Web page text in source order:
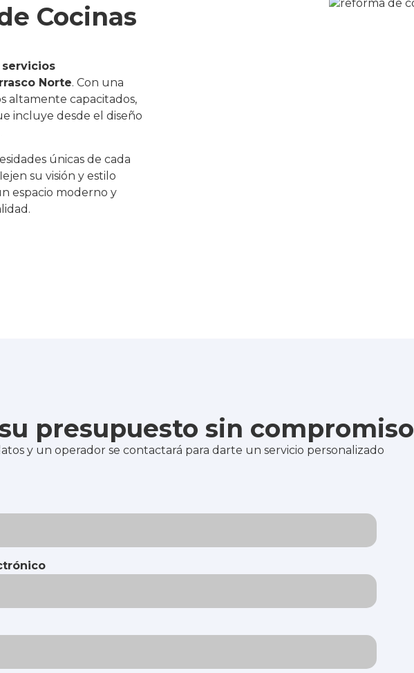
Cocinas
servicios
Norte. Con una
altamente capacitados,
incluye desde el diseño
únicas de cada
su visión y estilo
espacio moderno y
presupuesto sin compromiso
y un operador se contactará para darte un servicio personalizado